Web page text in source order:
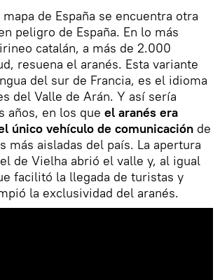
de España se encuentra otra
peligro de España. En lo más
catalán, a más de 2.000
resuena el aranés. Esta variante
del sur de Francia, es el idioma
del Valle de Arán. Y así sería
años, en los que el aranés era
único vehículo de comunicación de
más aisladas del país. La apertura
de Vielha abrió el valle y, al igual
facilitó la llegada de turistas y
la exclusividad del aranés.